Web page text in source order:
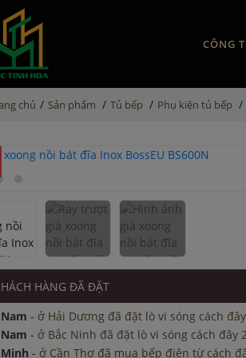
CÔNG
chủ / Sản phẩm / Tủ bếp / Phụ kiện tủ bếp /
HÀNG ĐÃ ĐẶT
ở Hải Dương đã đặt lò vi sóng cách đây
-
ở Bắc Ninh đã đặt lò vi sóng cách đây 2
ở Cần Thơ đã mua bếp điện từ cách
Hùng - ở Đồng Nai đã mua máy sấy bát cách
ở Hải Dương đã đặt bếp từ cách đây 30
- ở Hải Dương đã đặt lò vi sóng cách
- ở Bắc Ninh đã đặt lò vi sóng cách đây
- ở Cần Thơ đã mua bếp điện từ cách